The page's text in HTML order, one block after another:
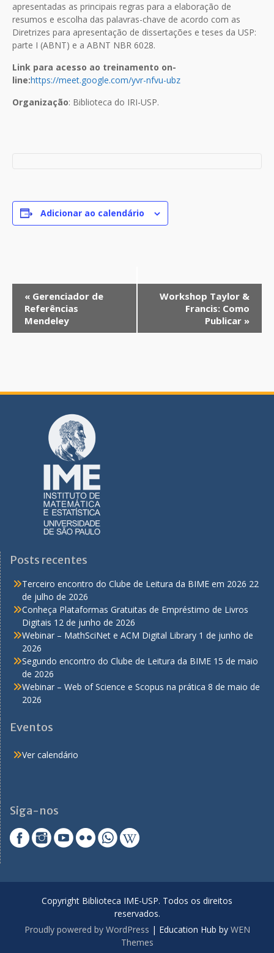
apresentadas as principais regras para a elaboração de
resumos e escolha das palavras-chave de acordo com as
Diretrizes para apresentação de dissertações e teses da USP:
parte I (ABNT) e a ABNT NBR 6028.
Link para acesso ao treinamento on-
line:https://meet.google.com/yvr-nfvu-ubz
Organização: Biblioteca do IRI-USP.
Adicionar ao calendário
N
« Gerenciador de
Referências
Mendeley
Workshop Taylor &
Francis: Como
Publicar »
Posts recentes
Terceiro encontro do Clube de Leitura da BIME em 2026 22
de julho de 2026
Conheça Plataformas Gratuitas de Empréstimo de Livros
Digitais 12 de junho de 2026
Webinar – MathSciNet e ACM Digital Library 1 de junho de
2026
Segundo encontro do Clube de Leitura da BIME 15 de maio
de 2026
Webinar – Web of Science e Scopus na prática 8 de maio de
2026
Eventos
Ver calendário
Siga-nos
Copyright Biblioteca IME-USP. Todos os direitos
reservados.
Proudly powered by WordPress | Education Hub by WEN
Themes